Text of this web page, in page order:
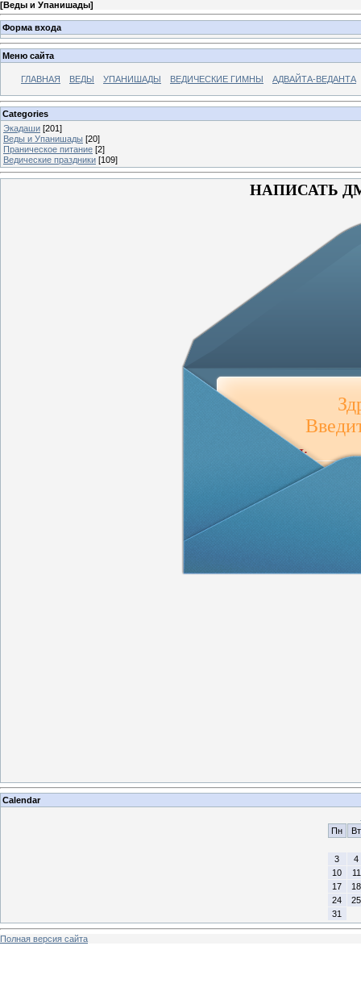
[Веды и Упанишады]
Форма входа
Меню сайта
ГЛАВНАЯ ВЕДЫ УПАНИШАДЫ ВЕДИЧЕСКИЕ ГИМНЫ АДВАЙТА-ВЕДАНТА
Categories
Экадаши [201]
Веды и Упанишады [20]
Праническое питание [2]
Ведические праздники [109]
НАПИСАТЬ
ВАШЕ ИМЯ:
ВАШ E-MAIL:
Calendar
Пн
Вт
3
4
10
11
17
18
24
25
31
Полная версия сайта